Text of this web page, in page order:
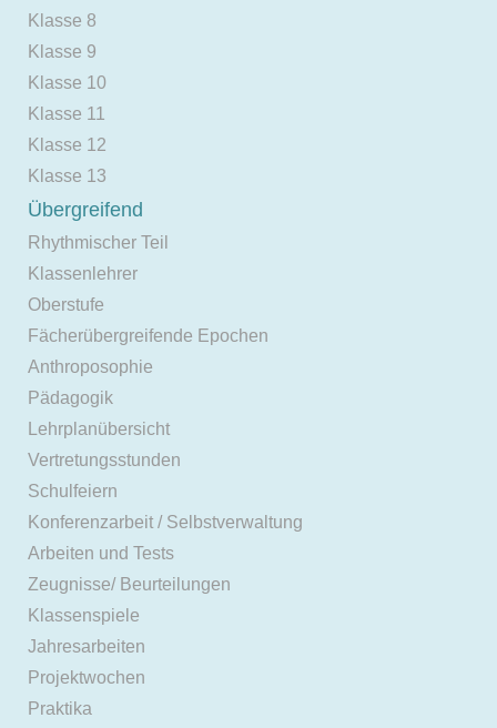
Klasse 8
Klasse 9
Klasse 10
Klasse 11
Klasse 12
Klasse 13
Übergreifend
Rhythmischer Teil
Klassenlehrer
Oberstufe
Fächerübergreifende Epochen
Anthroposophie
Pädagogik
Lehrplanübersicht
Vertretungsstunden
Schulfeiern
Konferenzarbeit / Selbstverwaltung
Arbeiten und Tests
Zeugnisse/ Beurteilungen
Klassenspiele
Jahresarbeiten
Projektwochen
Praktika